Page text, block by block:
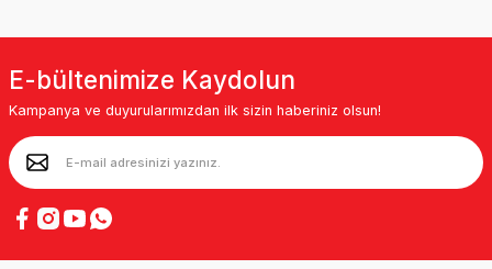
E-bültenimize Kaydolun
Kampanya ve duyurularımızdan ilk sizin haberiniz olsun!